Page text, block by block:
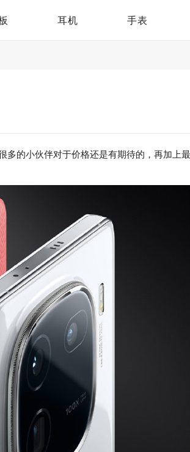
耳机 手表
的小伙伴对于价格还是有期待的，再加上